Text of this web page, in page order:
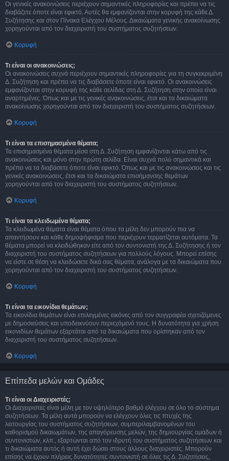
Οι γενικές ανακοινώσεις περιέχουν σημαντικές πληροφορίες και πρέπει να τις
διαβάζετε όποτε είναι εφικτό. Αυτές θα εμφανίζονται στην κορυφή της κάθε Δ.
Συζήτησης και στον Πίνακα Ελέγχου Μέλους. Δικαιώματα γενικής ανακοίνωσης
χορηγούνται από τον διαχειριστή του συστήματος συζητήσεων.
Κορυφή
Τι είναι οι ανακοινώσεις;
Οι ανακοινώσεις συχνά περιέχουν σημαντικές πληροφορίες για τη συγκεκριμένη
Δ. Συζήτηση και πρέπει να τις διαβάσετε όποτε είναι εφικτό. Οι ανακοινώσεις
εμφανίζονται στην κορυφή της κάθε σελίδας στη Δ. Συζήτηση στην οποία είναι
αναρτημένες. Όπως και με τις γενικές ανακοινώσεις, έτσι και τα δικαιώματα
ανακοίνωσης χορηγούνται από τον διαχειριστή του συστήματος συζητήσεων.
Κορυφή
Τι είναι τα επισημασμένα θέματα;
Τα επισημασμένα θέματα μέσα στη Δ. Συζήτηση εμφανίζονται κάτω από τις
ανακοινώσεις και μόνο στην πρώτη σελίδα. Είναι συχνά πολύ σημαντικά και
πρέπει να τα διαβάσετε όποτε είναι εφικτό. Όπως και με τις ανακοινώσεις και τις
γενικές ανακοινώσεις, έτσι και τα δικαιώματα επισήμανσης θεμάτων
χορηγούνται από τον διαχειριστή του συστήματος συζητήσεων.
Κορυφή
Τι είναι τα κλειδωμένα θέματα;
Τα κλειδωμένα θέματα είναι θέματα όπου τα μέλη δεν μπορούν πια να
απαντήσουν και κάθε δημοψήφισμα που περιέχουν τερματίζεται αυτόματα. Τα
θέματα μπορεί να κλειδώθηκαν είτε από τον συντονιστή της Δ. Συζήτησης ή τον
διαχειριστή του συστήματος συζητήσεων για πολλούς λόγους. Μπορεί επίσης
να είστε σε θέση να κλειδώσετε δικά σας θέματα, ανάλογα με τα δικαιώματα που
χορηγούνται από τον διαχειριστή του συστήματος συζητήσεων.
Κορυφή
Τι είναι τα εικονίδια θεμάτων;
Τα εικονίδια θεμάτων είναι επιλεγμένες εικόνες από τον συγγραφέα σχετιζόμενες
με δημοσιεύσεις και υποδεικνύουν περιεχόμενό τους. Η δυνατότητα για χρήση
εικονιδίων θεμάτων εξαρτάται από τα δικαιώματα που ορίστηκαν από τον
διαχειριστή του συστήματος συζητήσεων.
Κορυφή
Επίπεδα μελών και Ομάδες
Τι είναι οι Διαχειριστές;
Οι Διαχειριστές είναι μέλη με τον υψηλότερο βαθμό ελέγχου σε όλο το σύστημα
συζητήσεων. Τα μέλη αυτά μπορούν να ελέγχουν όλες τις πτυχές της
λειτουργίας του συστήματος συζητήσεων, συμπεριλαμβανομένων του
καθορισμού δικαιωμάτων, της απαγόρευσης μελών, της δημιουργίας ομάδων ή
συντονιστών, κλπ., εξαρτώνται από τον ιδρυτή του συστήματος συζητήσεων και
τι δικαιώματα αυτός ή αυτή έχει δώσει στους άλλους διαχειριστές. Μπορούν
επίσης να έχουν πλήρεις δυνατότητες συντονιστή σε όλες τις Δ. Συζητήσεις,